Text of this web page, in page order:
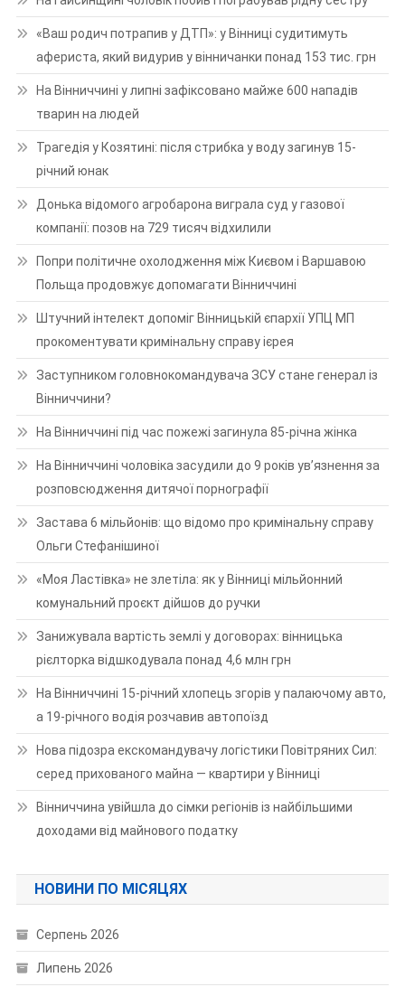
«Ваш родич потрапив у ДТП»: у Вінниці судитимуть
афериста, який видурив у вінничанки понад 153 тис. грн
На Вінниччині у липні зафіксовано майже 600 нападів
тварин на людей
Трагедія у Козятині: після стрибка у воду загинув 15-
річний юнак
Донька відомого агробарона виграла суд у газової
компанії: позов на 729 тисяч відхилили
Попри політичне охолодження між Києвом і Варшавою
Польща продовжує допомагати Вінниччині
Штучний інтелект допоміг Вінницькій єпархії УПЦ МП
прокоментувати кримінальну справу ієрея
Заступником головнокомандувача ЗСУ стане генерал із
Вінниччини?
На Вінниччині під час пожежі загинула 85-річна жінка
На Вінниччині чоловіка засудили до 9 років ув’язнення за
розповсюдження дитячої порнографії
Застава 6 мільйонів: що відомо про кримінальну справу
Ольги Стефанішиної
«Моя Ластівка» не злетіла: як у Вінниці мільйонний
комунальний проєкт дійшов до ручки
Занижувала вартість землі у договорах: вінницька
рієлторка відшкодувала понад 4,6 млн грн
На Вінниччині 15-річний хлопець згорів у палаючому авто,
а 19-річного водія розчавив автопоїзд
Нова підозра екскомандувачу логістики Повітряних Сил:
серед прихованого майна — квартири у Вінниці
Вінниччина увійшла до сімки регіонів із найбільшими
доходами від майнового податку
НОВИНИ ПО МІСЯЦЯХ
Серпень 2026
Липень 2026